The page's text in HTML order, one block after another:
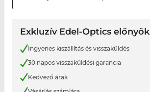
Exkluzív Edel-Optics előnyök
Ingyenes kiszállítás és visszaküldés
30 napos visszaküldési garancia
Kedvező árak